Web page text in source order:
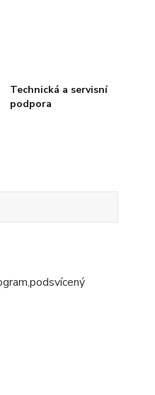
Technická a servisní
podpora